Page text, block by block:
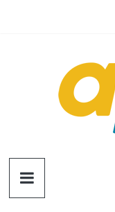
AFIS